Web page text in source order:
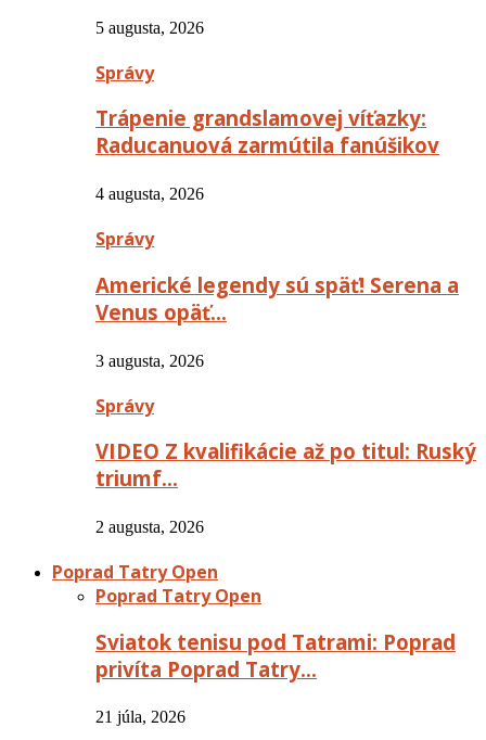
5 augusta, 2026
Správy
Trápenie grandslamovej víťazky:
Raducanuová zarmútila fanúšikov
4 augusta, 2026
Správy
Americké legendy sú späť! Serena a
Venus opäť…
3 augusta, 2026
Správy
VIDEO Z kvalifikácie až po titul: Ruský
triumf…
2 augusta, 2026
Poprad Tatry Open
Poprad Tatry Open
Sviatok tenisu pod Tatrami: Poprad
privíta Poprad Tatry…
21 júla, 2026